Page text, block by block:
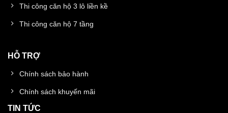
Thi công căn hộ 3 lô liền kề
Thi công căn hộ 7 tầng
HỖ TRỢ
Chính sách bảo hành
Chính sách khuyến mãi
TIN TỨC